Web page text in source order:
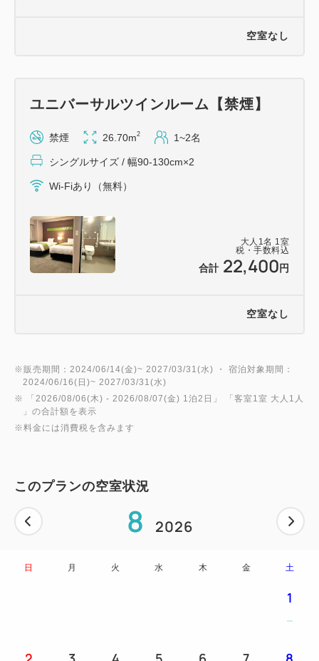
空室なし
大人 1 名 1 室
税・手数料込
合計 22,400 円
ユニバーサルツインルーム【禁煙】
禁煙 26.70m2 1~2名
シングルサイズ / 幅90-130cm×2
Wi-Fiあり（無料）
空室なし
※販売期間：2024/06/14(金)~ 2027/03/31(水) ・ 宿泊対象期間：
2024/06/16(日)~ 2027/03/31(水)
※ 「 2026/08/06(木) - 2026/08/07(金) 1泊2日 」 「客室1室 大人1人
」の合計額を表示
※料金には消費税を含みます
このプランの空室状況
8 2026
日 月 火 水 木 金 土
1